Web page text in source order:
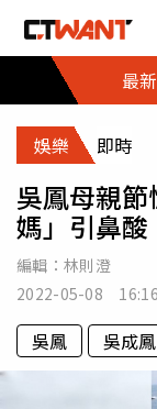
最新
娛樂 即時
吳鳳母親
媽」引鼻酸
編輯： 林則澄
2022-05-08 16:16
吳鳳 吳成鳳